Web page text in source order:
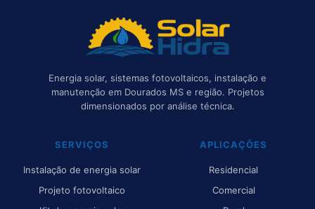
Energia solar, sistemas fotovoltaicos, instalação e
manutenção em Dourados MS e região. Projetos
dimensionados por análise técnica.
SERVIÇOS
Instalação de energia solar
Projeto fotovoltaico
APLICAÇÕES
Residencial
Comercial